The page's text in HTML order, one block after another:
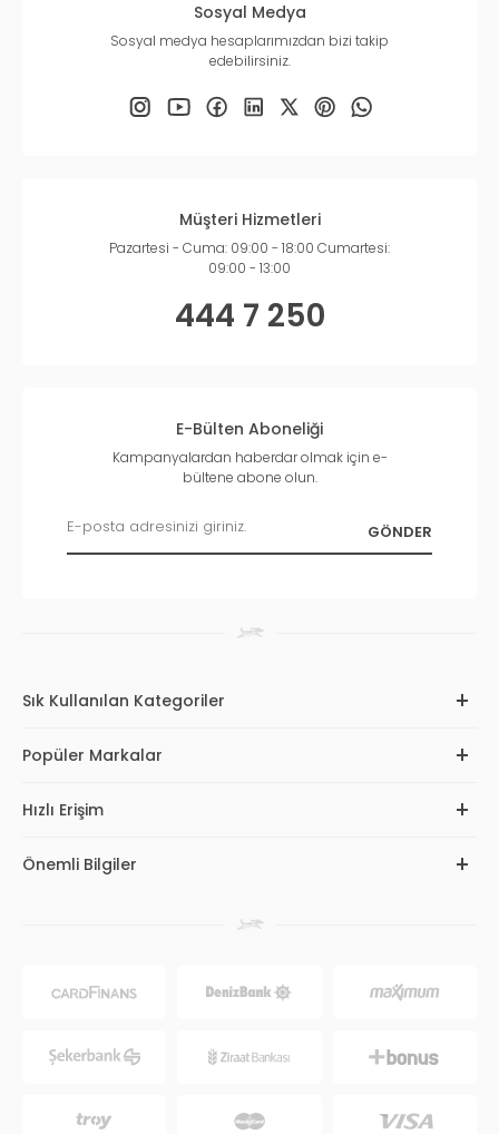
Sosyal Medya
Sosyal medya hesaplarımızdan bizi takip
edebilirsiniz.
Müşteri Hizmetleri
Pazartesi - Cuma: 09:00 - 18:00 Cumartesi:
09:00 - 13:00
444 7 250
E-Bülten Aboneliği
Kampanyalardan haberdar olmak için e-
bültene abone olun.
Sık Kullanılan Kategoriler
Popüler Markalar
Hızlı Erişim
Önemli Bilgiler